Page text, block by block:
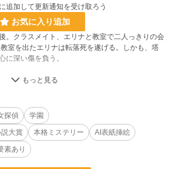
追加して更新通知を受け取ろう
お気に入り追加
。クラスメイト、エリナと教室で二人っきりの会
室を出たエリナは転落死を遂げる。しかも、塔
に深い傷を負う。
ォンから遺書らしきメッセージを発していた為自
ていた。
き去られており、頭には三角巾を被り、手には手
を起こしてもいたらしい。
探偵
学園
大賞
本格ミステリー
AI表紙挿絵
素あり